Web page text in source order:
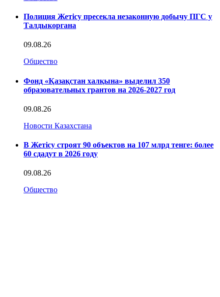
Полиция Жетісу пресекла незаконную добычу ПГС у
Талдыкоргана
09.08.26
Общество
Фонд «Қазақстан халқына» выделил 350
образовательных грантов на 2026-2027 год
09.08.26
Новости Казахстана
В Жетісу строят 90 объектов на 107 млрд тенге: более
60 сдадут в 2026 году
09.08.26
Общество